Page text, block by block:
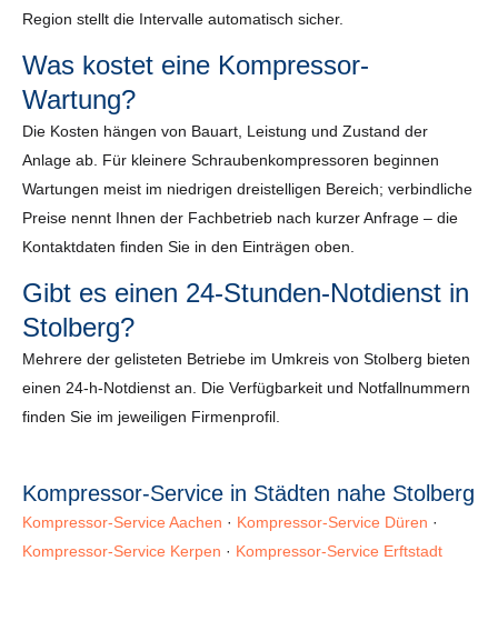
Region stellt die Intervalle automatisch sicher.
Was kostet eine Kompressor-
Wartung?
Die Kosten hängen von Bauart, Leistung und Zustand der
Anlage ab. Für kleinere Schraubenkompressoren beginnen
Wartungen meist im niedrigen dreistelligen Bereich; verbindliche
Preise nennt Ihnen der Fachbetrieb nach kurzer Anfrage – die
Kontaktdaten finden Sie in den Einträgen oben.
Gibt es einen 24-Stunden-Notdienst in
Stolberg?
Mehrere der gelisteten Betriebe im Umkreis von Stolberg bieten
einen 24-h-Notdienst an. Die Verfügbarkeit und Notfallnummern
finden Sie im jeweiligen Firmenprofil.
Kompressor-Service in Städten nahe Stolberg
Kompressor-Service Aachen · Kompressor-Service Düren ·
Kompressor-Service Kerpen · Kompressor-Service Erftstadt